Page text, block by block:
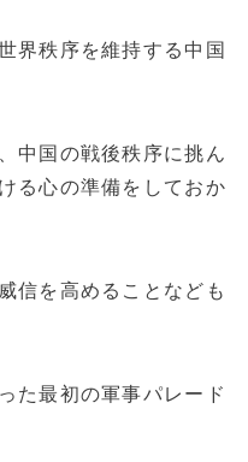
界秩序を維持する中国
中国の戦後秩序に挑ん
る心の準備をしておか
信を高めることなども
た最初の軍事パレード